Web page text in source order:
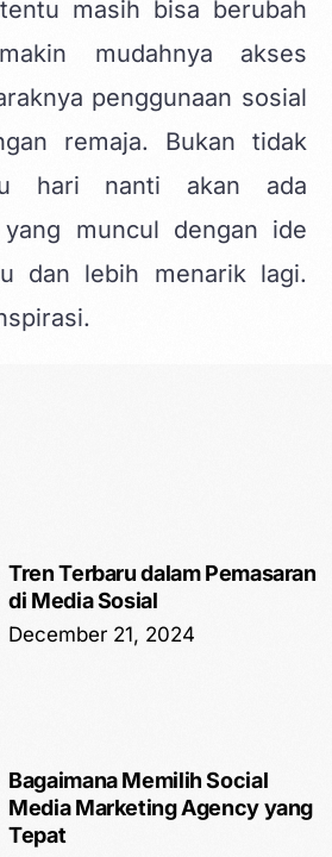
masih bisa berubah
mudahnya akses
penggunaan sosial
remaja. Bukan tidak
hari nanti akan ada
muncul dengan ide
dan lebih menarik lagi.
Tren Terbaru dalam Pemasaran
di Media Sosial
December 21, 2024
Bagaimana Memilih Social
Media Marketing Agency yang
Tepat